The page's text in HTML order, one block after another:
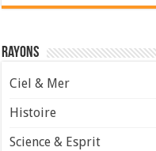
Rayons
Ciel & Mer
Histoire
Science & Esprit